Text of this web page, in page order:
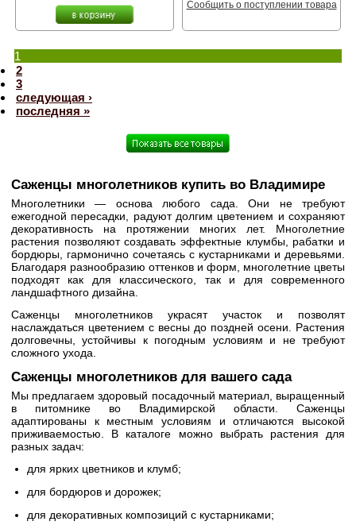
Сообщить о поступлении товара
1
2
3
следующая ›
последняя »
Саженцы многолетников купить во Владимире
Многолетники — основа любого сада. Они не требуют
ежегодной пересадки, радуют долгим цветением и сохраняют
декоративность на протяжении многих лет. Многолетние
растения позволяют создавать эффектные клумбы, рабатки и
бордюры, гармонично сочетаясь с кустарниками и деревьями.
Благодаря разнообразию оттенков и форм, многолетние цветы
подходят как для классического, так и для современного
ландшафтного дизайна.
Саженцы многолетников украсят участок и позволят
наслаждаться цветением с весны до поздней осени. Растения
долговечны, устойчивы к погодным условиям и не требуют
сложного ухода.
Саженцы многолетников для вашего сада
Мы предлагаем здоровый посадочный материал, выращенный
в питомнике во Владимирской области. Саженцы
адаптированы к местным условиям и отличаются высокой
приживаемостью. В каталоге можно выбрать растения для
разных задач:
для ярких цветников и клумб;
для бордюров и дорожек;
для декоративных композиций с кустарниками;